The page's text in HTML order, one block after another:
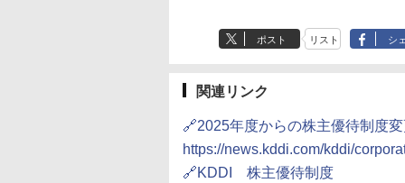
ポスト リスト シ
関連リンク
🔗2025年度からの株主優待制度
https://news.kddi.com/kddi/
🔗KDDI 株主優待制度